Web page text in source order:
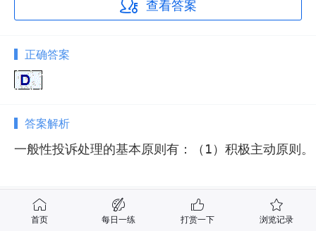
查看答案
正确答案
答案解析
一般性投诉处理的基本原则有：（1）积极主动原则
相关试题
首页 每日一练 打赏一下 浏览记录